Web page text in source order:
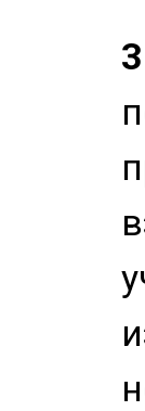
3